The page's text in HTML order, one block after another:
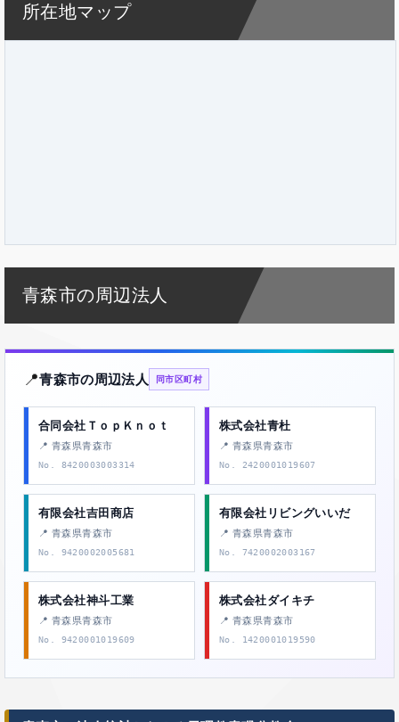
所在地マップ
青森市の周辺法人
📍青森市の周辺法人 同市区町村
合同会社ＴｏｐＫｎｏｔ
📍 青森県青森市
No. 8420003003314
株式会社青杜
📍 青森県青森市
No. 2420001019607
有限会社吉田商店
📍 青森県青森市
No. 9420002005681
有限会社リビングいいだ
📍 青森県青森市
No. 7420002003167
株式会社神斗工業
📍 青森県青森市
No. 9420001019609
株式会社ダイキチ
📍 青森県青森市
No. 1420001019590